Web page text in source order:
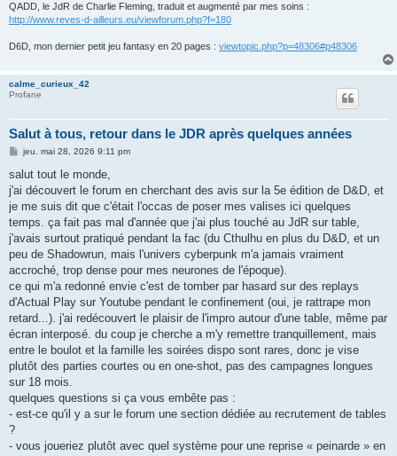
QADD, le JdR de Charlie Fleming, traduit et augmenté par mes soins :
http://www.reves-d-ailleurs.eu/viewforum.php?f=180
D6D, mon dernier petit jeu fantasy en 20 pages : viewtopic.php?p=48306#p48306
calme_curieux_42
Profane
Salut à tous, retour dans le JDR après quelques années
M
s
a
g
jeu. mai 28, 2026 9:11 pm
salut tout le monde,
j'ai découvert le forum en cherchant des avis sur la 5e édition de D&D, et
je me suis dit que c'était l'occas de poser mes valises ici quelques
temps. ça fait pas mal d'année que j'ai plus touché au JdR sur table,
j'avais surtout pratiqué pendant la fac (du Cthulhu en plus du D&D, et un
peu de Shadowrun, mais l'univers cyberpunk m'a jamais vraiment
accroché, trop dense pour mes neurones de l'époque).
ce qui m'a redonné envie c'est de tomber par hasard sur des replays
d'Actual Play sur Youtube pendant le confinement (oui, je rattrape mon
retard...). j'ai redécouvert le plaisir de l'impro autour d'une table, même par
écran interposé. du coup je cherche a m'y remettre tranquillement, mais
entre le boulot et la famille les soirées dispo sont rares, donc je vise
plutôt des parties courtes ou en one-shot, pas des campagnes longues
sur 18 mois.
quelques questions si ça vous embête pas :
- est-ce qu'il y a sur le forum une section dédiée au recrutement de tables
?
- vous joueriez plutôt avec quel système pour une reprise « peinarde » en